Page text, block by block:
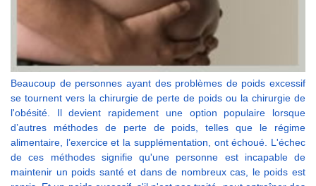
Beaucoup de personnes ayant des problèmes de poids excessif
se tournent vers la chirurgie de perte de poids ou la chirurgie de
l'obésité. Il devient rapidement une option populaire lorsque
d’autres méthodes de perte de poids, telles que le régime
alimentaire, l’exercice et la supplémentation, ont échoué. L'échec
de ces méthodes signifie qu'une personne est incapable de
maintenir un poids santé et dans de nombreux cas, le poids est